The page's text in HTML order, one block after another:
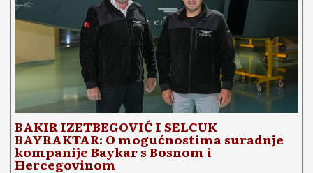
BAKIR IZETBEGOVIĆ I SELCUK
BAYRAKTAR: O mogućnostima suradnje
kompanije Baykar s Bosnom i
Hercegovinom